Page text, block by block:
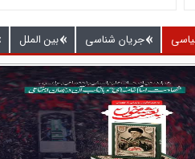
جریان شناسی بین الملل